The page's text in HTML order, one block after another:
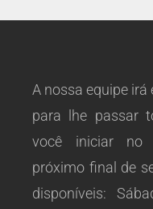
A nossa equipe
para lhe passar
você iniciar no
próximo final de
disponíveis: